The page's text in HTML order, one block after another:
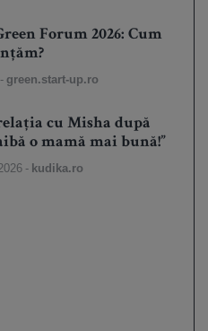
Forum 2026: Cum
green.start-up.ro
cu Misha după
o mamă mai bună!”
- kudika.ro